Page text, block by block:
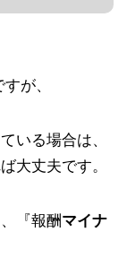
が、
いる場合は、
大丈夫です。
『報酬マイナ